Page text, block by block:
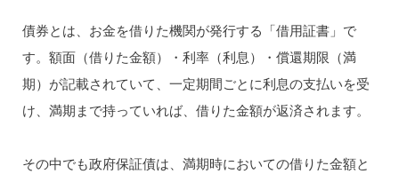
債券とは、お金を借りた機関が発行する「借用証書」で
す。額面（借りた金額）・利率（利息）・償還期限（満
期）が記載されていて、一定期間ごとに利息の支払いを受
け、満期まで持っていれば、借りた金額が返済されます。
その中でも政府保証債は、満期時においての借りた金額と